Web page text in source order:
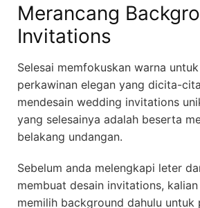
Merancang
Invitations
Selesai memfokuskan warna
perkawinan elegan yang dicita-
mendesain wedding invitations
yang selesainya adalah beserta
belakang undangan.
Sebelum anda melengkapi leter
membuat desain invitations,
memilih background dahulu untuk